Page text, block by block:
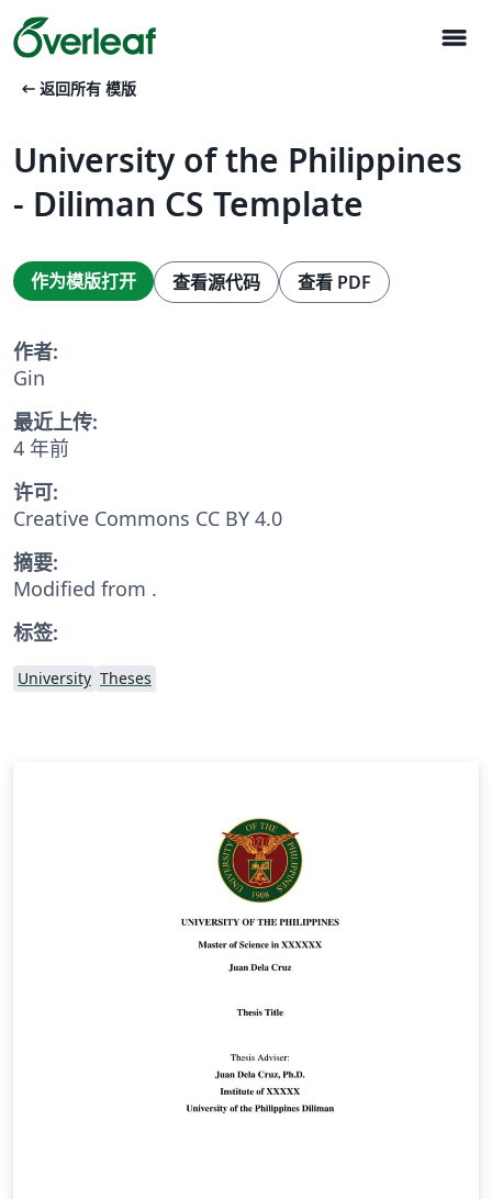
menu
arrow_left_alt 返回所有 模版
University of the Philippines
- Diliman CS Template
作为模版打开 查看源代码 查看 PDF
作者:
Gin
最近上传:
4 年前
许可:
Creative Commons CC BY 4.0
摘要:
Modified from .
标签:
University Theses